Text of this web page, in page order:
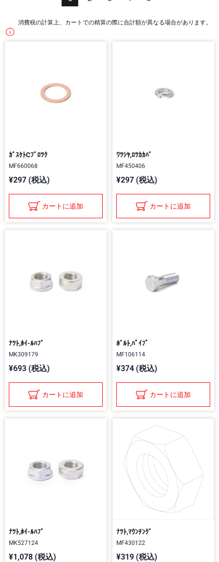
消費税の計算上、カートでの精算の際に合計額が異なる場合があります。
ｶﾞｽｹﾄCﾌﾞﾛﾂｸ
MF660068
¥297 (税込)
カートに追加
ﾜﾂｼﾔ,ﾛﾂｶｶﾊﾞ
MF450406
¥297 (税込)
カートに追加
ﾅﾂﾄ,ﾎｲ-ﾙﾊﾌﾞ
MK309179
¥693 (税込)
カートに追加
ﾎﾞﾙﾄ,ﾊﾟｲﾌﾟ
MF106114
¥374 (税込)
カートに追加
ﾅﾂﾄ,ﾎｲ-ﾙﾊﾌﾞ
MK527124
¥1,078 (税込)
ﾅﾂﾄ,ﾏｳﾝﾁﾝｸﾞ
MF430122
¥319 (税込)